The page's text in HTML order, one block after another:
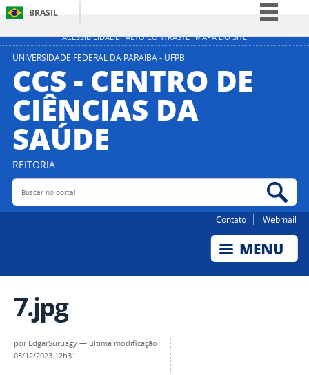
ACESSIBILIDADE ALTO CONTRASTE MAPA DO SITE
BRASIL
Simplifique!
Participe
Acesso à informação
Legislação
UNIVERSIDADE FEDERAL DA PARAÍBA - UFPB
CCS - CENTRO DE
CIÊNCIAS DA
SAÚDE
REITORIA
Buscar no portal
Contato Webmail
7.jpg
por EdgarSuruagy — última modificação
05/12/2023 12h31